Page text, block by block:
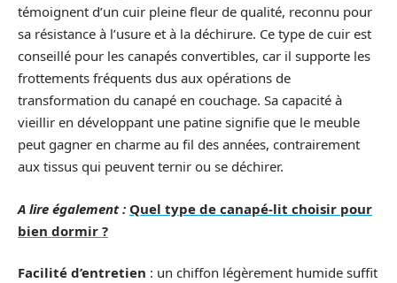
témoignent d’un cuir pleine fleur de qualité, reconnu pour
sa résistance à l’usure et à la déchirure. Ce type de cuir est
conseillé pour les canapés convertibles, car il supporte les
frottements fréquents dus aux opérations de
transformation du canapé en couchage. Sa capacité à
vieillir en développant une patine signifie que le meuble
peut gagner en charme au fil des années, contrairement
aux tissus qui peuvent ternir ou se déchirer.
A lire également : Quel type de canapé-lit choisir pour
bien dormir ?
Facilité d’entretien : un chiffon légèrement humide suffit